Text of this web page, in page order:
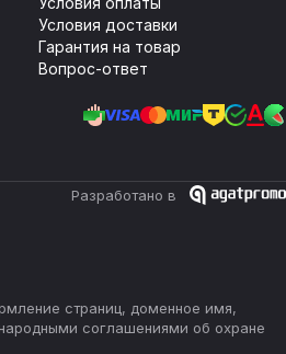
Условия доставки
Гарантия на товар
Вопрос-ответ
Разработано в
страниц, доменное имя,
соглашениями об охране